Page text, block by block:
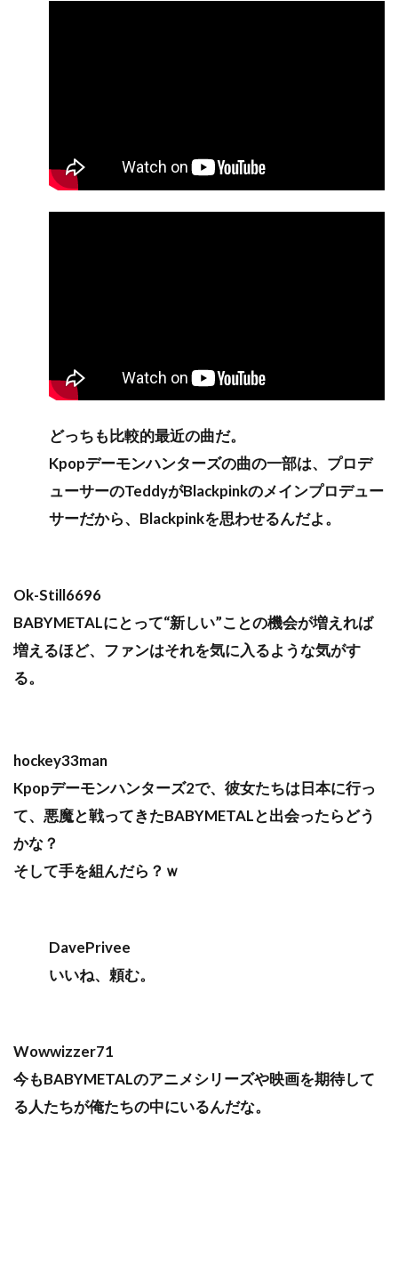
どっちも比較的最近の曲だ。
Kpopデーモンハンターズの曲の一部は、プロデ
ューサーのTeddyがBlackpinkのメインプロデュー
サーだから、Blackpinkを思わせるんだよ。
Ok-Still6696
BABYMETALにとって“新しい”ことの機会が増えれば
増えるほど、ファンはそれを気に入るような気がす
る。
hockey33man
Kpopデーモンハンターズ2で、彼女たちは日本に行っ
て、悪魔と戦ってきたBABYMETALと出会ったらどう
かな？
そして手を組んだら？ｗ
DavePrivee
いいね、頼む。
Wowwizzer71
今もBABYMETALのアニメシリーズや映画を期待して
る人たちが俺たちの中にいるんだな。